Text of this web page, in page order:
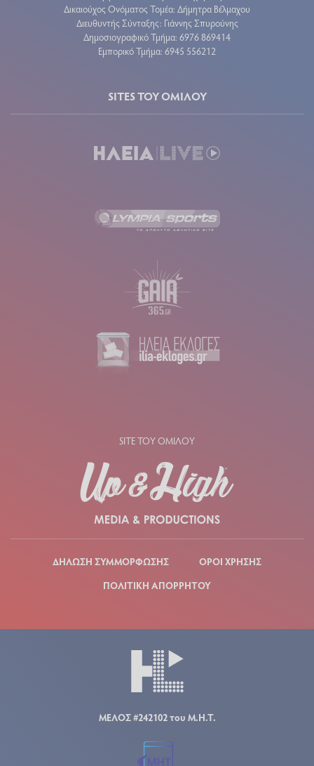
Δικαιούχος Ονόματος Τομέα: Δήμητρα Βέλμαχου
Διευθυντής Σύνταξης: Γιάννης Σπυρούνης
Δημοσιογραφικό Τμήμα: 6976 869414
Εμπορικό Τμήμα: 6945 556212
SITES ΤΟΥ ΟΜΙΛΟΥ
SITE ΤΟΥ ΟΜΙΛΟΥ
ΔΗΛΩΣΗ ΣΥΜΜΟΡΦΩΣΗΣ
ΟΡΟΙ ΧΡΗΣΗΣ
ΠΟΛΙΤΙΚΗ ΑΠΟΡΡΗΤΟΥ
ΜΕΛΟΣ #242102 του Μ.Η.Τ.